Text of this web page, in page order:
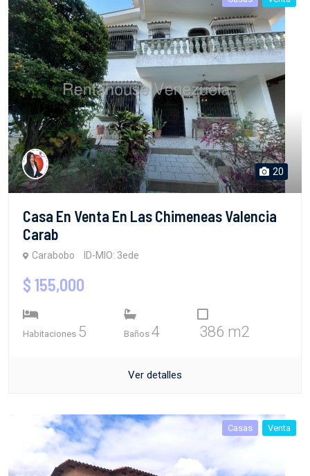
20
Casa En Venta En Las Chimeneas Valencia
Carab
Carabobo ID-MIO: 3ede
$ 155,000
Habitaciones 5 Baños 4 386 m2
Ver detalles
Casas Venta